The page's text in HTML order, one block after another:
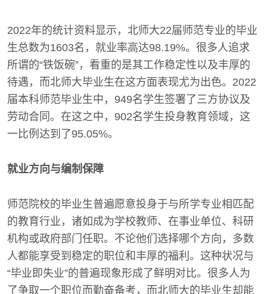
2022年的统计资料显示，北师大22届师范专业的毕业
生总数为1603名，就业率高达98.19%。很多人追求
所谓的“铁饭碗”，看重的是其工作稳定性以及丰厚的
待遇，而北师大毕业生在这方面表现尤为出色。2022
届本科师范毕业生中，949名学生签署了三方协议及
劳动合同。在这之中，902名学生投身教育领域，这
一比例达到了95.05%。
就业方向与编制保障
师范院校的毕业生普遍愿意投身于与所学专业相匹配
的教育行业，诸如成为学校教师、在事业单位、科研
机构或政府部门任职。不论他们选择哪个方向，多数
人都能享受到稳定的职位和丰厚的福利。这种状况与
“毕业即失业”的普遍现象形成了鲜明对比。很多人为
了争取一个职位而勤奋备考，而北师大的毕业生却能